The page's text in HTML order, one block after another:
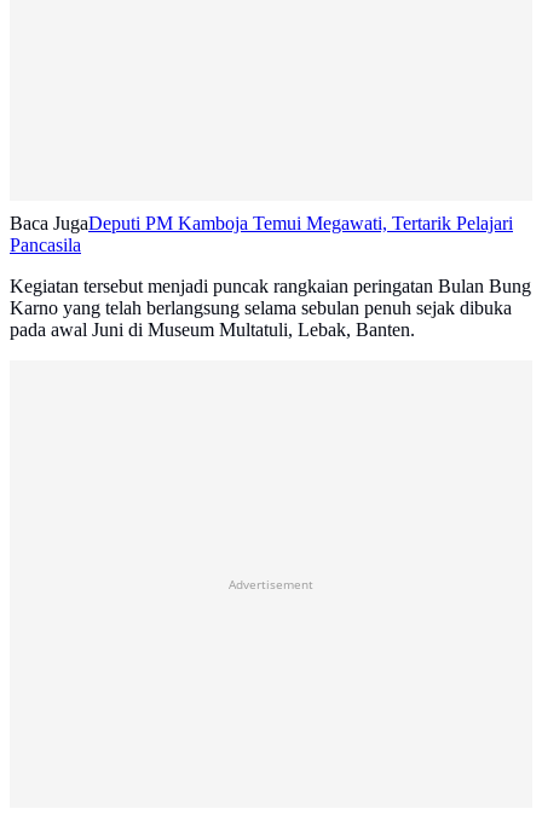
Baca JugaDeputi PM Kamboja Temui Megawati, Tertarik Pelajari
Pancasila
Kegiatan tersebut menjadi puncak rangkaian peringatan Bulan Bung
Karno yang telah berlangsung selama sebulan penuh sejak dibuka
pada awal Juni di Museum Multatuli, Lebak, Banten.
Advertisement